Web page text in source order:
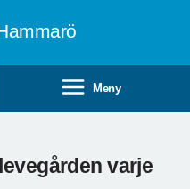
Meny
varje